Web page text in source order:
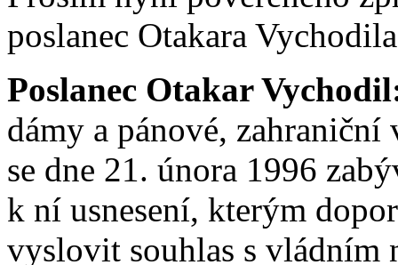
poslanec Otakara
Poslanec Otakar
dámy a pánové,
se dne 21. února 1996
k ní usnesení, kterým
vyslovit souhlas s vládním